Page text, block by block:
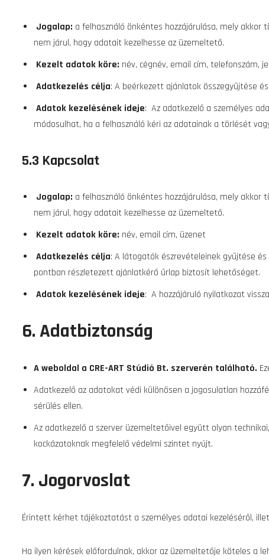
Jogalap: a felhasználó önkéntes hozzájárulása, mely
nem járul, hogy adatait kezelhesse az üzemeltető.
Kezelt adatok köre: név, cégnév, email cím, telefonszám,
Adatkezelés célja: A beérkezett ajánlatok összegyűjtése
Adatok kezelésének ideje: Az adatkezelő a személyes
módosulhat, ha a felhasználó kéri az adatainak a törlését
5.3 Kapcsolat
Jogalap: a felhasználó önkéntes hozzájárulása, mely
nem járul, hogy adatait kezelhesse az üzemeltető.
Kezelt adatok köre: név, email cím, üzenet
Adatkezelés célja: A látogatók észrevételeinek gyűjtése
pontban részletezett ajánlatkérő űrlap biztosít lehetőséget.
Adatok kezelésének ideje: A hozzájáruló nyilatkozat
6. Adatbiztonság
A weboldal a CRE-ART Stúdió Bt. szerverén található.
Adatkezelő az adatokat védi különösen a jogosulatlan
sérülés ellen.
Az adatkezelő a szerver üzemeltetőivel együtt olyan
kockázatoknak megfelelő védelmi szintet nyújt.
7. Jogorvoslat
Érintett kérhet tájékoztatást a személyes adatai kezeléséről,
Ha ilyen kérések előfordulnak, akkor az üzemeltetője köteles a